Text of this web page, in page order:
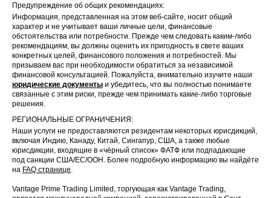
Предупреждение об общих рекомендациях:
Информация, представленная на этом веб-сайте, носит общий
характер и не учитывает ваши личные цели, финансовые
обстоятельства или потребности. Прежде чем следовать каким-либо
рекомендациям, вы должны оценить их пригодность в свете ваших
конкретных целей, финансового положения и потребностей. Мы
призываем вас при необходимости обратиться за независимой
финансовой консультацией. Пожалуйста, внимательно изучите наши
юридические документы и убедитесь, что вы полностью понимаете
связанные с этим риски, прежде чем принимать какие-либо торговые
решения.
РЕГИОНАЛЬНЫЕ ОГРАНИЧЕНИЯ:
Наши услуги не предоставляются резидентам некоторых юрисдикций,
включая Индию, Канаду, Китай, Сингапур, США, а также любые
юрисдикции, входящие в «чёрный список» ФАТФ или подпадающие
под санкции США/ЕС/ООН. Более подробную информацию вы найдёте
на FAQ странице.
Vantage Prime Trading Limited, торгующая как Vantage Trading,